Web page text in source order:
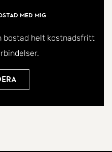
så ingår underhåll
såsom garagelänga,
grusröjning.
med mig
bostad helt kostnadsfritt